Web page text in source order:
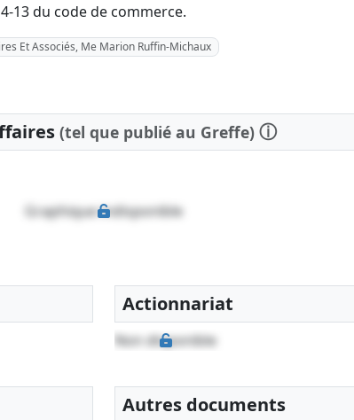
13 du code de commerce.
Et Associés, Me Marion Ruffin-Michaux
(tel que publié au Greffe) ⓘ
Graphique indisponible
Actionnariat
Non disponible
Autres documents